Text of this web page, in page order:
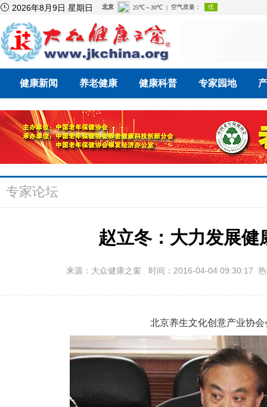
 2026年8月9日 星期日
健康新闻 养老健康 健康科普 专家园地
专家论坛
赵立冬：大力发展健
来源：大众健康之窗 时间：2016-04-04 09:30:17
北京养生文化创意产业协